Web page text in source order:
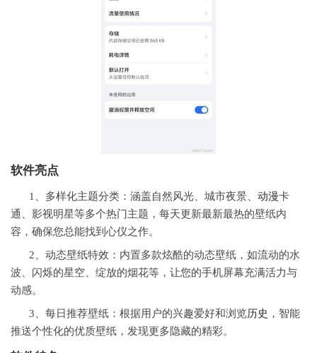
软件亮点
1、多样化主题分类：涵盖自然风光、城市夜景、 动漫卡
通、影视明星等多个热门主题，每天更新最新最热的壁纸内
容，确保您总能找到心仪之作。
2、动态壁纸特效：内置多款炫酷的动态壁纸，如流动的水
波、闪烁的星空、绽放的烟花等，让您的手机屏幕充满活力与
动感。
3、每日推荐壁纸：根据用户的兴趣爱好和浏览历史 ，智能
推送个性化的优质壁纸，发现更多隐藏的精彩。